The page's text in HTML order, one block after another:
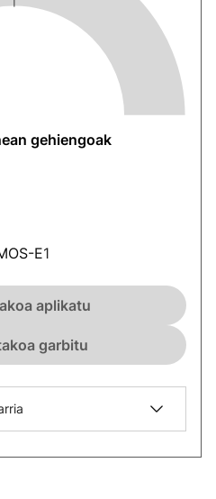
gehiengoak
E1
aplikatu
garbitu